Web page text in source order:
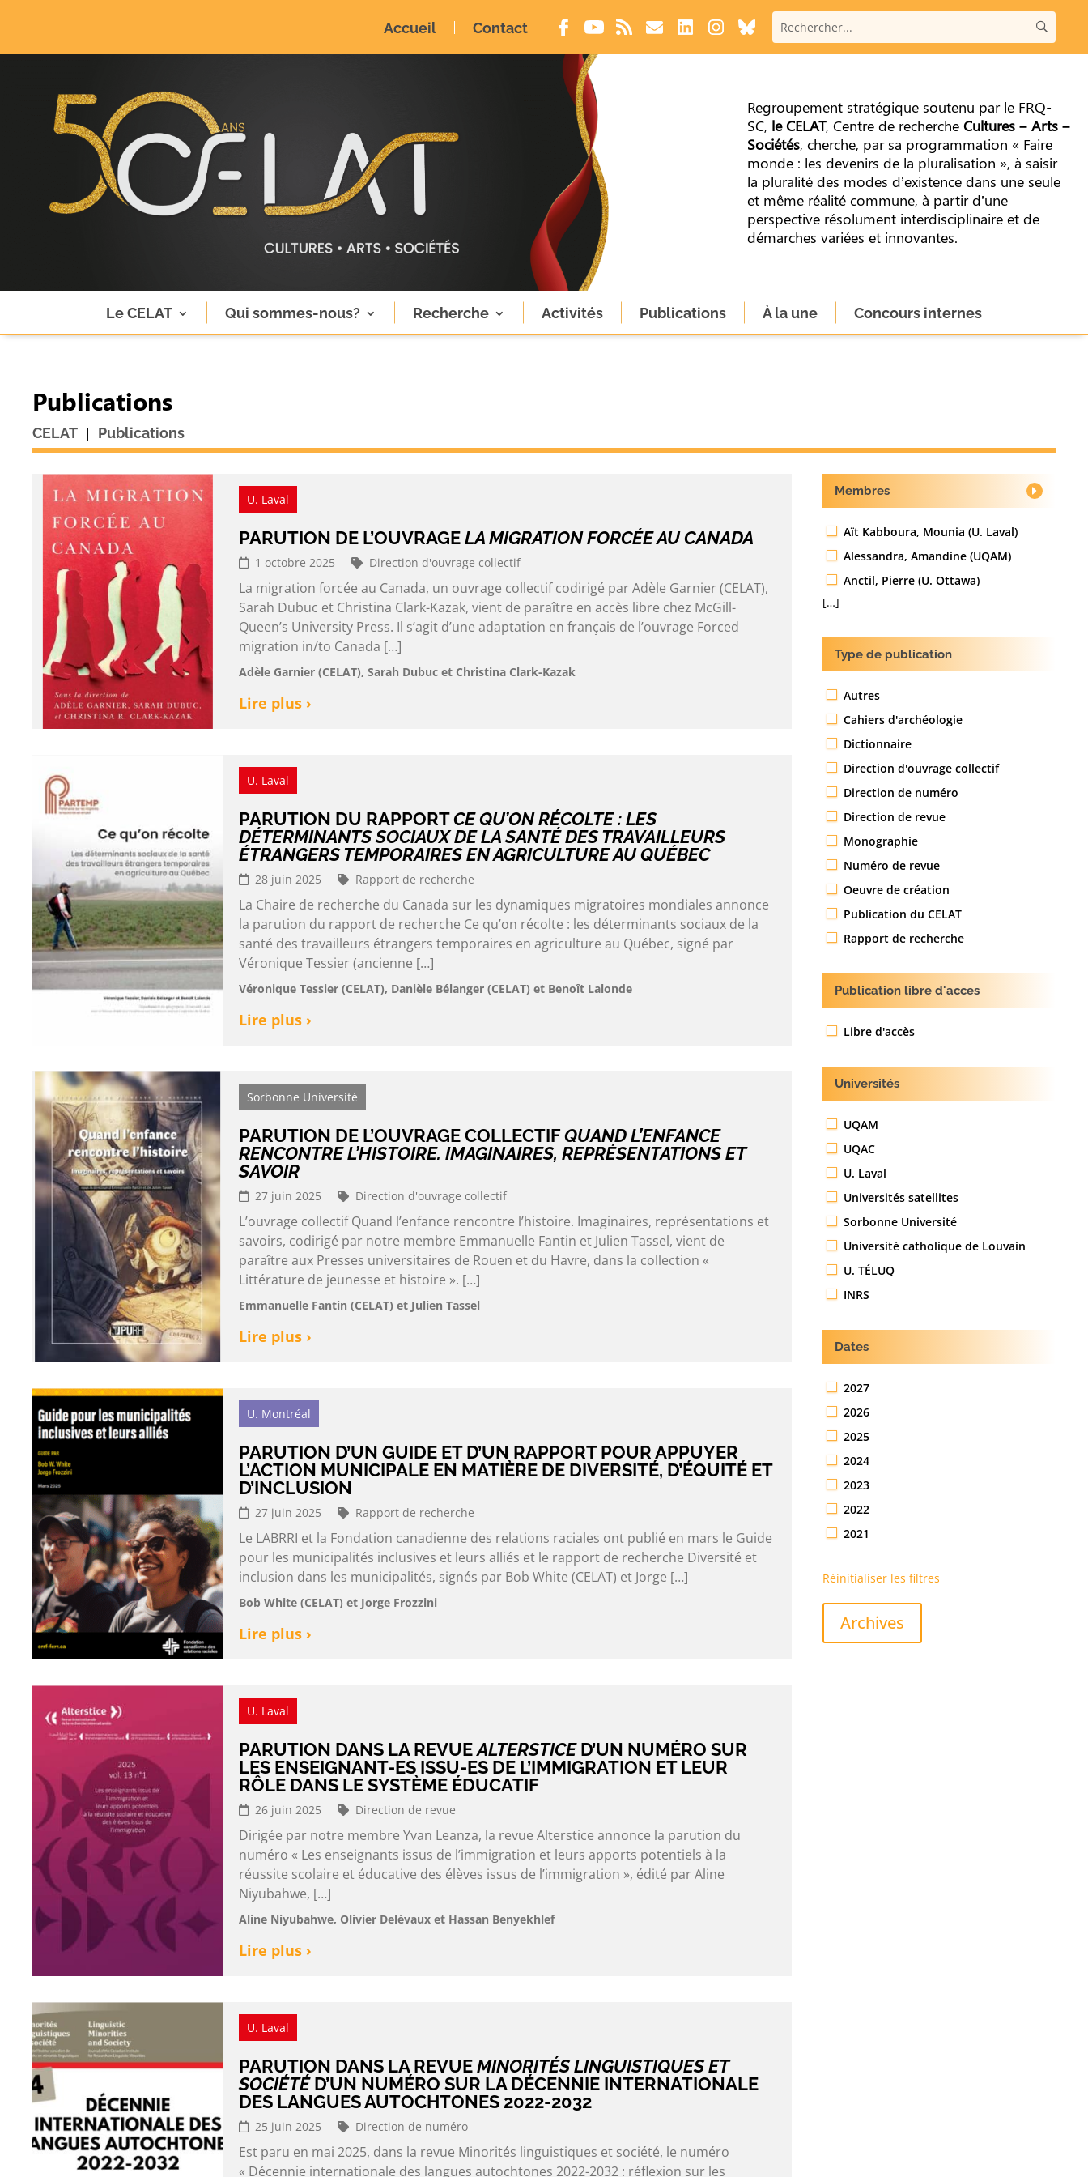
Accueil Contact
Regroupement stratégique soutenu par le FRQ-
SC, le CELAT, Centre de recherche Cultures – Arts –
Sociétés, cherche, par sa programmation « Faire
monde : les devenirs de la pluralisation », à saisir
la pluralité des modes d’existence dans une seule
et même réalité commune, à partir d’une
perspective résolument interdisciplinaire et de
démarches variées et innovantes.
Le CELAT Qui sommes-nous? Recherche Activités Publications À la une Concours internes
Publications
CELAT | Publications
U. Laval
PARUTION DE L’OUVRAGELA MIGRATION FORCÉE AU CANADA
1 octobre 2025 Direction d'ouvrage collectif
La migration forcée au Canada, un ouvrage collectif codirigé par Adèle Garnier (CELAT),
Sarah Dubuc et Christina Clark-Kazak, vient de paraître en accès libre chez McGill-
Queen’s University Press. Il s’agit d’une adaptation en français de l’ouvrage Forced
migration in/to Canada […]
Adèle Garnier (CELAT), Sarah Dubuc et Christina Clark-Kazak
Lire plus ›
U. Laval
PARUTION DU RAPPORTCE QU’ON RÉCOLTE : LES
DÉTERMINANTS SOCIAUX DE LA SANTÉ DES TRAVAILLEURS
ÉTRANGERS TEMPORAIRES EN AGRICULTURE AU QUÉBEC
28 juin 2025 Rapport de recherche
La Chaire de recherche du Canada sur les dynamiques migratoires mondiales annonce
la parution du rapport de recherche Ce qu’on récolte : les déterminants sociaux de la
santé des travailleurs étrangers temporaires en agriculture au Québec, signé par
Véronique Tessier (ancienne […]
Véronique Tessier (CELAT), Danièle Bélanger (CELAT) et Benoît Lalonde
Lire plus ›
Sorbonne Université
PARUTION DE L’OUVRAGE COLLECTIFQUAND L’ENFANCE
RENCONTRE L’HISTOIRE. IMAGINAIRES, REPRÉSENTATIONS ET
SAVOIR
27 juin 2025 Direction d'ouvrage collectif
L’ouvrage collectif Quand l’enfance rencontre l’histoire. Imaginaires, représentations et
savoirs, codirigé par notre membre Emmanuelle Fantin et Julien Tassel, vient de
paraître aux Presses universitaires de Rouen et du Havre, dans la collection «
Littérature de jeunesse et histoire ». […]
Emmanuelle Fantin (CELAT) et Julien Tassel
Lire plus ›
U. Montréal
PARUTION D’UN GUIDE ET D’UN RAPPORT POUR APPUYER
L’ACTION MUNICIPALE EN MATIÈRE DE DIVERSITÉ, D’ÉQUITÉ ET
D’INCLUSION
27 juin 2025 Rapport de recherche
Le LABRRI et la Fondation canadienne des relations raciales ont publié en mars le Guide
pour les municipalités inclusives et leurs alliés et le rapport de recherche Diversité et
inclusion dans les municipalités, signés par Bob White (CELAT) et Jorge […]
Bob White (CELAT) et Jorge Frozzini
Lire plus ›
U. Laval
PARUTION DANS LA REVUEALTERSTICED’UN NUMÉRO SUR
LES ENSEIGNANT-ES ISSU-ES DE L’IMMIGRATION ET LEUR
RÔLE DANS LE SYSTÈME ÉDUCATIF
26 juin 2025 Direction de revue
Dirigée par notre membre Yvan Leanza, la revue Alterstice annonce la parution du
numéro « Les enseignants issus de l’immigration et leurs apports potentiels à la
réussite scolaire et éducative des élèves issus de l’immigration », édité par Aline
Niyubahwe, […]
Aline Niyubahwe, Olivier Delévaux et Hassan Benyekhlef
Lire plus ›
U. Laval
PARUTION DANS LA REVUEMINORITÉS LINGUISTIQUES ET
SOCIÉTÉD’UN NUMÉRO SUR LA DÉCENNIE INTERNATIONALE
DES LANGUES AUTOCHTONES 2022-2032
25 juin 2025 Direction de numéro
Est paru en mai 2025, dans la revue Minorités linguistiques et société, le numéro
« Décennie internationale des langues autochtones 2022-2032 : réflexion sur les
Membres
Aït Kabboura, Mounia (U. Laval)
Alessandra, Amandine (UQAM)
Anctil, Pierre (U. Ottawa)
[…]
Type de publication
Autres
Cahiers d'archéologie
Dictionnaire
Direction d'ouvrage collectif
Direction de numéro
Direction de revue
Monographie
Numéro de revue
Oeuvre de création
Publication du CELAT
Rapport de recherche
Publication libre d'acces
Libre d'accès
Universités
UQAM
UQAC
U. Laval
Universités satellites
Sorbonne Université
Université catholique de Louvain
U. TÉLUQ
INRS
Dates
2027
2026
2025
2024
2023
2022
2021
Réinitialiser les filtres
Archives